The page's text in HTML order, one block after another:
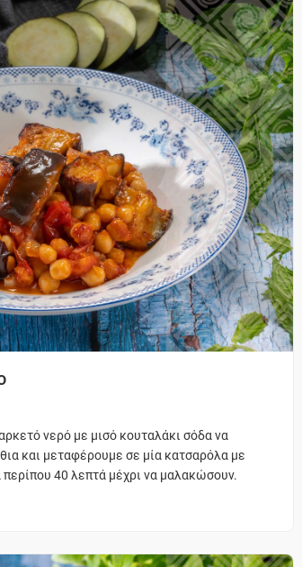
νερό με μισό κουταλάκι σόδα να
και μεταφέρουμε σε μία κατσαρόλα με
40 λεπτά μέχρι να μαλακώσουν.